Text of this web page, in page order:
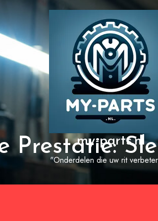
my-parts.nl
"Onderdelen die uw rit
Prestatie: